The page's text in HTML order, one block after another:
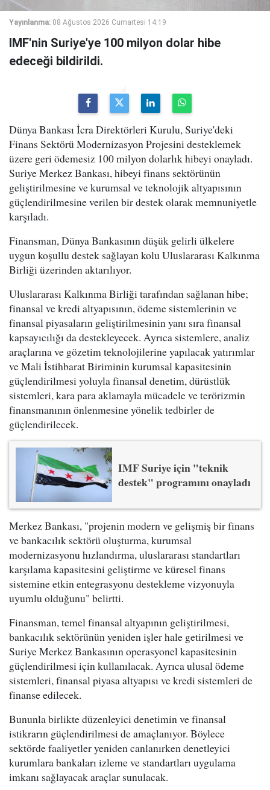
Yayınlanma: 08 Ağustos 2026 Cumartesi 14:19
IMF'nin Suriye'ye 100 milyon dolar hibe
edeceği bildirildi.
Dünya Bankası İcra Direktörleri Kurulu, Suriye'deki
Finans Sektörü Modernizasyon Projesini desteklemek
üzere geri ödemesiz 100 milyon dolarlık hibeyi onayladı.
Suriye Merkez Bankası, hibeyi finans sektörünün
geliştirilmesine ve kurumsal ve teknolojik altyapısının
güçlendirilmesine verilen bir destek olarak memnuniyetle
karşıladı.
Finansman, Dünya Bankasının düşük gelirli ülkelere
uygun koşullu destek sağlayan kolu Uluslararası Kalkınma
Birliği üzerinden aktarılıyor.
Uluslararası Kalkınma Birliği tarafından sağlanan hibe;
finansal ve kredi altyapısının, ödeme sistemlerinin ve
finansal piyasaların geliştirilmesinin yanı sıra finansal
kapsayıcılığı da destekleyecek. Ayrıca sistemlere, analiz
araçlarına ve gözetim teknolojilerine yapılacak yatırımlar
ve Mali İstihbarat Biriminin kurumsal kapasitesinin
güçlendirilmesi yoluyla finansal denetim, dürüstlük
sistemleri, kara para aklamayla mücadele ve terörizmin
finansmanının önlenmesine yönelik tedbirler de
güçlendirilecek.
IMF Suriye için "teknik
destek" programını onayladı
Merkez Bankası, "projenin modern ve gelişmiş bir finans
ve bankacılık sektörü oluşturma, kurumsal
modernizasyonu hızlandırma, uluslararası standartları
karşılama kapasitesini geliştirme ve küresel finans
sistemine etkin entegrasyonu destekleme vizyonuyla
uyumlu olduğunu" belirtti.
Finansman, temel finansal altyapının geliştirilmesi,
bankacılık sektörünün yeniden işler hale getirilmesi ve
Suriye Merkez Bankasının operasyonel kapasitesinin
güçlendirilmesi için kullanılacak. Ayrıca ulusal ödeme
sistemleri, finansal piyasa altyapısı ve kredi sistemleri de
finanse edilecek.
Bununla birlikte düzenleyici denetimin ve finansal
istikrarın güçlendirilmesi de amaçlanıyor. Böylece
sektörde faaliyetler yeniden canlanırken denetleyici
kurumlara bankaları izleme ve standartları uygulama
imkanı sağlayacak araçlar sunulacak.